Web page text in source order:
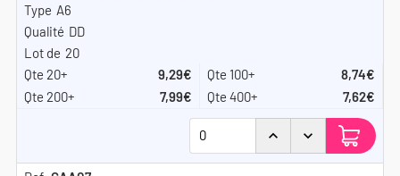
A6
DD
20
9,29€
8,74€
7,99€
7,62€